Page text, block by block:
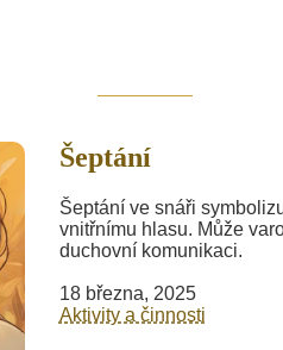
Šeptání
Šeptání ve snáři
vnitřnímu hlasu. Může
duchovní komunikaci.
18 března, 2025
Aktivity a činnosti